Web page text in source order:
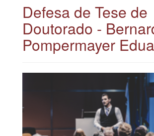
Defesa de Tese de
Doutorado -
Pompermayer